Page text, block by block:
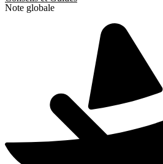
Note globale